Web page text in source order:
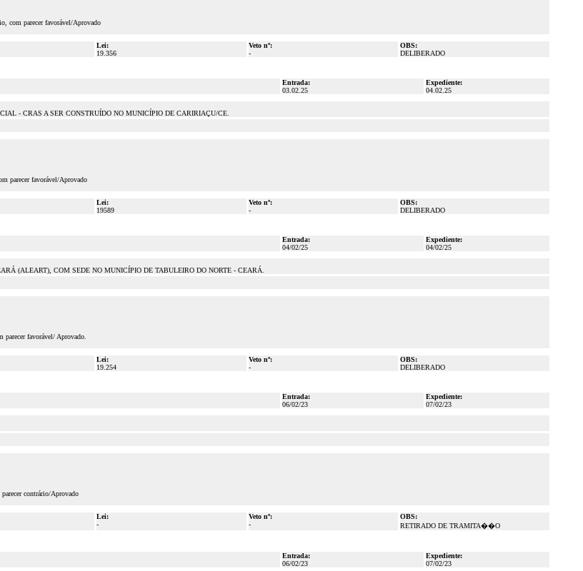
com parecer favorável/Aprovado
Lei:
19.356
Veto nº:
-
OBS:
DELIBERADO
Entrada:
03.02.25
Expediente:
04.02.25
- CRAS A SER CONSTRUÍDO NO MUNICÍPIO DE CARIRIAÇU/CE.
parecer favorável/Aprovado
Lei:
19589
Veto nº:
-
OBS:
DELIBERADO
Entrada:
04/02/25
Expediente:
04/02/25
(ALEART), COM SEDE NO MUNICÍPIO DE TABULEIRO DO NORTE - CEARÁ.
favorável/ Aprovado.
Lei:
19.254
Veto nº:
-
OBS:
DELIBERADO
Entrada:
06/02/23
Expediente:
07/02/23
contrário/Aprovado
Lei:
-
Veto nº:
-
OBS:
RETIRADO DE TRAMITA��O
Entrada:
06/02/23
Expediente:
07/02/23